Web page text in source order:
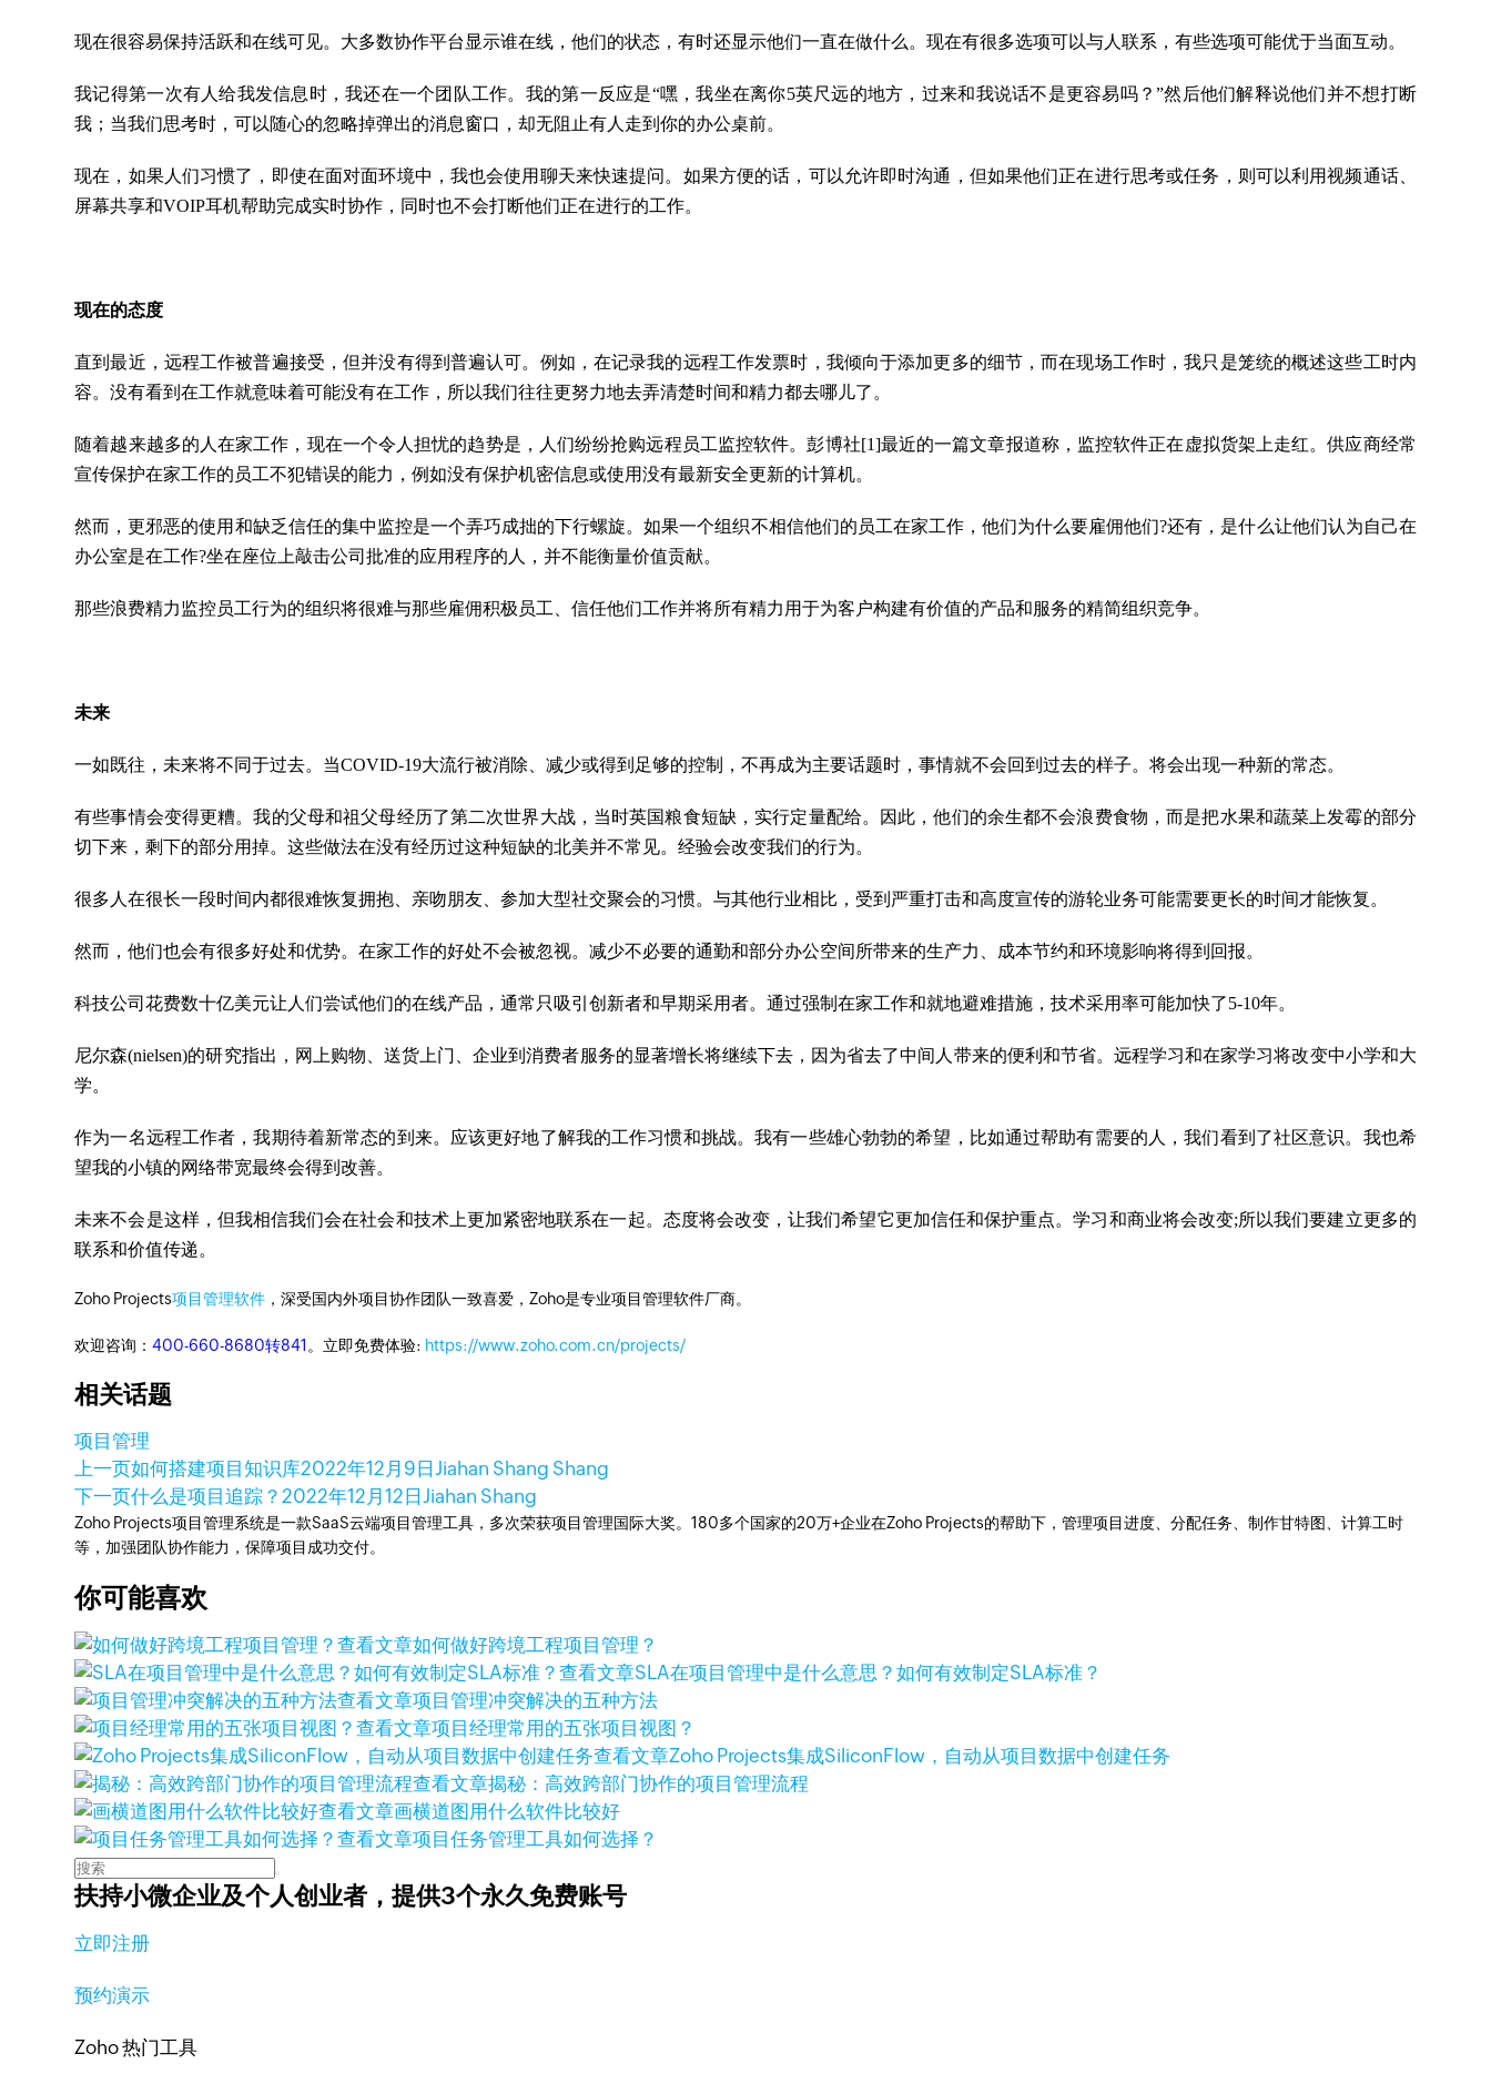
现在很容易保持活跃和在线可见。大多数协作平台显示谁在线，他们的状态，有时还显示他们一直在做什么。现在有很多选项可以与人联系，有些选项可能优于当面互动。
我记得第一次有人给我发信息时，我还在一个团队工作。我的第一反应是“嘿，我坐在离你5英尺远的地方，过来和我说话不是更容易吗？”然后他们解释说他们并不想打断
我；当我们思考时，可以随心的忽略掉弹出的消息窗口，却无阻止有人走到你的办公桌前。
现在，如果人们习惯了，即使在面对面环境中，我也会使用聊天来快速提问。如果方便的话，可以允许即时沟通，但如果他们正在进行思考或任务，则可以利用视频通话、
屏幕共享和VOIP耳机帮助完成实时协作，同时也不会打断他们正在进行的工作。
现在的态度
直到最近，远程工作被普遍接受，但并没有得到普遍认可。例如，在记录我的远程工作发票时，我倾向于添加更多的细节，而在现场工作时，我只是笼统的概述这些工时内
容。没有看到在工作就意味着可能没有在工作，所以我们往往更努力地去弄清楚时间和精力都去哪儿了。
随着越来越多的人在家工作，现在一个令人担忧的趋势是，人们纷纷抢购远程员工监控软件。彭博社[1]最近的一篇文章报道称，监控软件正在虚拟货架上走红。供应商经常
宣传保护在家工作的员工不犯错误的能力，例如没有保护机密信息或使用没有最新安全更新的计算机。
然而，更邪恶的使用和缺乏信任的集中监控是一个弄巧成拙的下行螺旋。如果一个组织不相信他们的员工在家工作，他们为什么要雇佣他们?还有，是什么让他们认为自己在
办公室是在工作?坐在座位上敲击公司批准的应用程序的人，并不能衡量价值贡献。
那些浪费精力监控员工行为的组织将很难与那些雇佣积极员工、信任他们工作并将所有精力用于为客户构建有价值的产品和服务的精简组织竞争。
未来
一如既往，未来将不同于过去。当COVID-19大流行被消除、减少或得到足够的控制，不再成为主要话题时，事情就不会回到过去的样子。将会出现一种新的常态。
有些事情会变得更糟。我的父母和祖父母经历了第二次世界大战，当时英国粮食短缺，实行定量配给。因此，他们的余生都不会浪费食物，而是把水果和蔬菜上发霉的部分
切下来，剩下的部分用掉。这些做法在没有经历过这种短缺的北美并不常见。经验会改变我们的行为。
很多人在很长一段时间内都很难恢复拥抱、亲吻朋友、参加大型社交聚会的习惯。与其他行业相比，受到严重打击和高度宣传的游轮业务可能需要更长的时间才能恢复。
然而，他们也会有很多好处和优势。在家工作的好处不会被忽视。减少不必要的通勤和部分办公空间所带来的生产力、成本节约和环境影响将得到回报。
科技公司花费数十亿美元让人们尝试他们的在线产品，通常只吸引创新者和早期采用者。通过强制在家工作和就地避难措施，技术采用率可能加快了5-10年。
尼尔森(nielsen)的研究指出，网上购物、送货上门、企业到消费者服务的显著增长将继续下去，因为省去了中间人带来的便利和节省。远程学习和在家学习将改变中小学和大
学。
作为一名远程工作者，我期待着新常态的到来。应该更好地了解我的工作习惯和挑战。我有一些雄心勃勃的希望，比如通过帮助有需要的人，我们看到了社区意识。我也希
望我的小镇的网络带宽最终会得到改善。
未来不会是这样，但我相信我们会在社会和技术上更加紧密地联系在一起。态度将会改变，让我们希望它更加信任和保护重点。学习和商业将会改变;所以我们要建立更多的
联系和价值传递。
Zoho Projects项目管理软件 ，深受国内外项目协作团队一致喜爱，Zoho是专业项目管理软件厂商。
欢迎咨询：400-660-8680转841 。立即免费体验: https://www.zoho.com.cn/projects/
相关话题
项目管理
上一页如何搭建项目知识库2022年12月9日Jiahan Shang Shang
下一页什么是项目追踪？2022年12月12日Jiahan Shang
Zoho Projects项目管理系统是一款SaaS云端项目管理工具，多次荣获项目管理国际大奖。180多个国家的20万+企业在Zoho Projects的帮助下，管理项目进度、分配任务、制作甘特图、计算工时
等，加强团队协作能力，保障项目成功交付。
你可能喜欢
查看文章如何做好跨境工程项目管理？
查看文章SLA在项目管理中是什么意思？如何有效制定SLA标准？
查看文章项目管理冲突解决的五种方法
查看文章项目经理常用的五张项目视图？
查看文章Zoho Projects集成SiliconFlow，自动从项目数据中创建任务
查看文章揭秘：高效跨部门协作的项目管理流程
查看文章画横道图用什么软件比较好
查看文章项目任务管理工具如何选择？
扶持小微企业及个人创业者，提供3个永久免费账号
立即注册
预约演示
Zoho 热门工具